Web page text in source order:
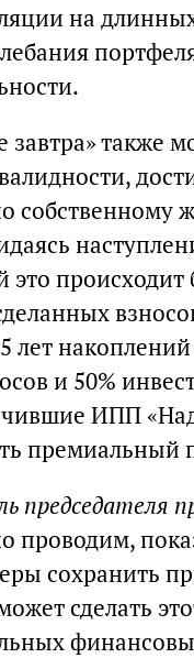
на
также
собственному
это происходит
лет
и 50%
ИПП
премиальный
председателя
сохранить
сделать